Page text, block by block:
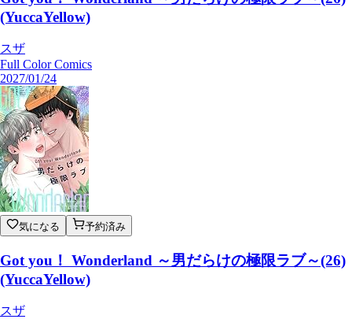
(YuccaYellow)
スザ
Full Color Comics
2027/01/24
気になる 予約済み
Got you！ Wonderland ～男だらけの極限ラブ～(26)
(YuccaYellow)
スザ